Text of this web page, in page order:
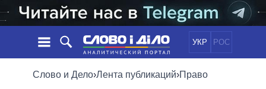
УКР РОС
НОВОСТИ
Слово и Дело›Лента публикаций›Право